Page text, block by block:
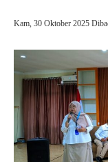
Kam, 30 Oktober 2025